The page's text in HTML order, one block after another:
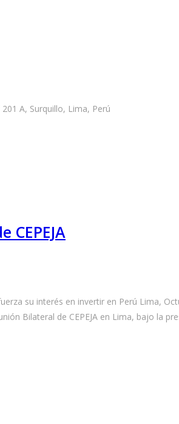
A, Surquillo, Lima, Perú
CEPEJA
su interés en invertir en Perú Lima,
Bilateral de CEPEJA en Lima, bajo